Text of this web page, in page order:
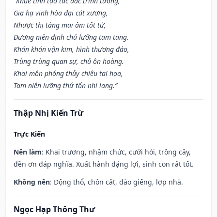
Gia hạ vinh hòa đại cát xương,
Nhược thị táng mai âm tốt tử,
Đương niên định chủ lưỡng tam tang.
Khán khán vận kim, hình thương đáo,
Trùng trùng quan sự, chủ ôn hoàng.
Khai môn phóng thủy chiêu tai họa,
Tam niên lưỡng thứ tổn nhi lang.”
Thập Nhị Kiến Trừ
Trực Kiến
Nên làm: Khai trương, nhậm chức, cưới hỏi, trồng cây,
đền ơn đáp nghĩa. Xuất hành đặng lợi, sinh con rất tốt.
Không nên: Động thổ, chôn cất, đào giếng, lợp nhà.
Ngọc Hạp Thông Thư